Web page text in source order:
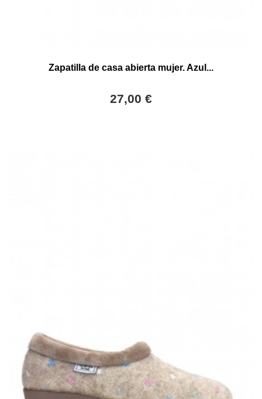
Zapatilla de casa abierta mujer. Azul...
27,00 €